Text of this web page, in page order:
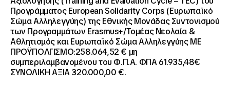
Προγράμματος European Solidarity Corps (Ευρωπαϊκό
Σώμα Αλληλεγγύης) της Εθνικής Μονάδας Συντονισμού
των Προγραμμάτων Erasmus+/Τομέας Νεολαία &
Αθλητισμός και Ευρωπαϊκό Σώμα Αλληλεγγύης ΜΕ
ΠΡΟΫΠΟΛΓΙΣΜΟ:258.064,52 € μη
συμπεριλαμβανομένου του Φ.Π.Α. ΦΠΑ 61.935,48€
ΣΥΝΟΛΙΚΗ ΑΞΙΑ 320.000,00 €.